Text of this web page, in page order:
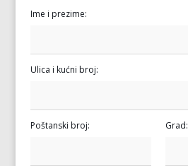
Ime i prezime:
Ulica i kućni broj:
Poštanski broj: Grad: